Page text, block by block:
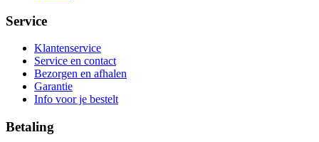
Service
Klantenservice
Service en contact
Bezorgen en afhalen
Garantie
Info voor je bestelt
Betaling